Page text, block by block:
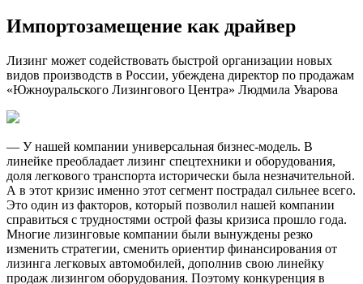
Импортозамещение как драйвер
Лизинг может содействовать быстрой организации новых
видов производств в России, убеждена директор по продажам
«Южноуральского Лизингового Центра» Людмила Уварова
— У нашей компании универсальная бизнес-модель. В
линейке преобладает лизинг спецтехники и оборудования,
доля легкового транспорта исторически была незначительной.
А в этот кризис именно этот сегмент пострадал сильнее всего.
Это один из факторов, который позволил нашей компании
справиться с трудностями острой фазы кризиса прошло года.
Многие лизинговые компании были вынуждены резко
изменить стратегии, сменить ориентир финансирования от
лизинга легковых автомобилей, дополнив свою линейку
продаж лизингом оборудования. Поэтому конкуренция в